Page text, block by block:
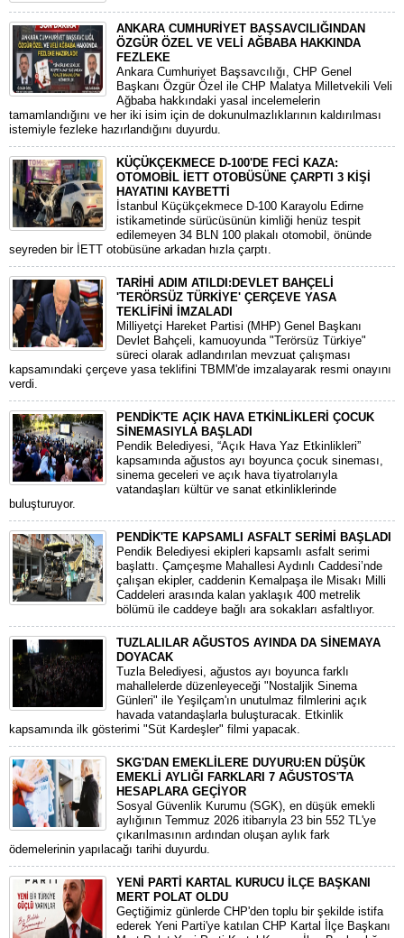
ANKARA CUMHURİYET BAŞSAVCILIĞINDAN
ÖZGÜR ÖZEL VE VELİ AĞBABA HAKKINDA
FEZLEKE
​Ankara Cumhuriyet Başsavcılığı, CHP Genel
Başkanı Özgür Özel ile CHP Malatya Milletvekili Veli
Ağbaba hakkındaki yasal incelemelerin
tamamlandığını ve her iki isim için de dokunulmazlıklarının kaldırılması
istemiyle fezleke hazırlandığını duyurdu.
KÜÇÜKÇEKMECE D-100'DE FECİ KAZA:
OTOMOBİL İETT OTOBÜSÜNE ÇARPTI 3 KİŞİ
HAYATINI KAYBETTİ
​İstanbul Küçükçekmece D-100 Karayolu Edirne
istikametinde sürücüsünün kimliği henüz tespit
edilemeyen 34 BLN 100 plakalı otomobil, önünde
seyreden bir İETT otobüsüne arkadan hızla çarptı.
TARİHİ ADIM ATILDI:DEVLET BAHÇELİ
'TERÖRSÜZ TÜRKİYE' ÇERÇEVE YASA
TEKLİFİNİ İMZALADI
​Milliyetçi Hareket Partisi (MHP) Genel Başkanı
Devlet Bahçeli, kamuoyunda "Terörsüz Türkiye"
süreci olarak adlandırılan mevzuat çalışması
kapsamındaki çerçeve yasa teklifini TBMM'de imzalayarak resmi onayını
verdi.
PENDİK'TE AÇIK HAVA ETKİNLİKLERİ ÇOCUK
SİNEMASIYLA BAŞLADI
Pendik Belediyesi, “Açık Hava Yaz Etkinlikleri”
kapsamında ağustos ayı boyunca çocuk sineması,
sinema geceleri ve açık hava tiyatrolarıyla
vatandaşları kültür ve sanat etkinliklerinde
buluşturuyor.
PENDİK'TE KAPSAMLI ASFALT SERİMİ BAŞLADI
Pendik Belediyesi ekipleri kapsamlı asfalt serimi
başlattı. Çamçeşme Mahallesi Aydınlı Caddesi’nde
çalışan ekipler, caddenin Kemalpaşa ile Misakı Milli
Caddeleri arasında kalan yaklaşık 400 metrelik
bölümü ile caddeye bağlı ara sokakları asfaltlıyor.
TUZLALILAR AĞUSTOS AYINDA DA SİNEMAYA
DOYACAK
Tuzla Belediyesi, ağustos ayı boyunca farklı
mahallelerde düzenleyeceği "Nostaljik Sinema
Günleri" ile Yeşilçam'ın unutulmaz filmlerini açık
havada vatandaşlarla buluşturacak. Etkinlik
kapsamında ilk gösterimi "Süt Kardeşler" filmi yapacak.
SKG'DAN EMEKLİLERE DUYURU:EN DÜŞÜK
EMEKLİ AYLIĞI FARKLARI 7 AĞUSTOS'TA
HESAPLARA GEÇİYOR
​Sosyal Güvenlik Kurumu (SGK), en düşük emekli
aylığının Temmuz 2026 itibarıyla 23 bin 552 TL'ye
çıkarılmasının ardından oluşan aylık fark
ödemelerinin yapılacağı tarihi duyurdu.
YENİ PARTİ KARTAL KURUCU İLÇE BAŞKANI
MERT POLAT OLDU
Geçtiğimiz günlerde CHP'den toplu bir şekilde istifa
ederek Yeni Parti'ye katılan CHP Kartal İlçe Başkanı